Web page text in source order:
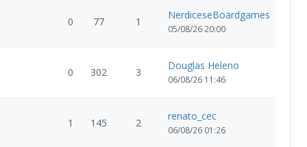
0 77 1
NerdiceseBoardgames
05/08/26 20:00
0 302 3
Douglas Heleno
06/08/26 11:46
1 145 2
renato_cec
06/08/26 01:26